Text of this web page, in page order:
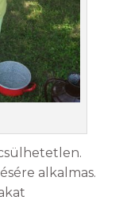
alkalmas.